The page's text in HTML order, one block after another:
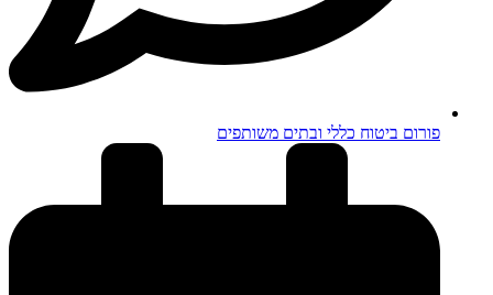
פורום ביטוח כללי ובתים משותפים